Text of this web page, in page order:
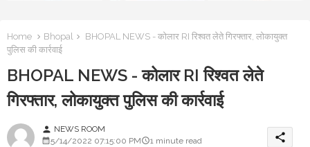
Home Bhopal
BHOPAL NEWS - कोलार RI रिश्वत लेते गिरफ्तार, लोकायुक्त
पुलिस की कार्रवाई
BHOPAL NEWS - कोलार RI रिश्वत लेते
गिरफ्तार, लोकायुक्त पुलिस की कार्रवाई
person NEWS ROOM
5/14/2022 07:15:00 PM
1 minute read share